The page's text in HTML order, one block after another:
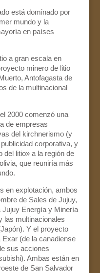
está dominado por
mundo y la
en países
a gran escala en
minero de litio
Antofagasta de
de la multinacional
2000 comenzó una
de empresas
del kirchnerismo (y
corporativa, y
del litio» a la región de
que reuniría más
en explotación, ambos
de Sales de Jujuy,
Jujuy Energía y Minería
las multinacionales
Y el proyecto
(de la canadiense
sus acciones
Ambas están en
de San Salvador